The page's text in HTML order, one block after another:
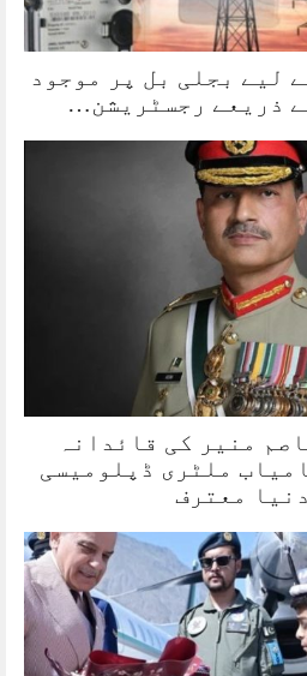
لیے بجلی بل پر موجود
ذریعے رجسٹریشن…
منیر کی قائدانہ
ملٹری ڈپلومیسی
معترف